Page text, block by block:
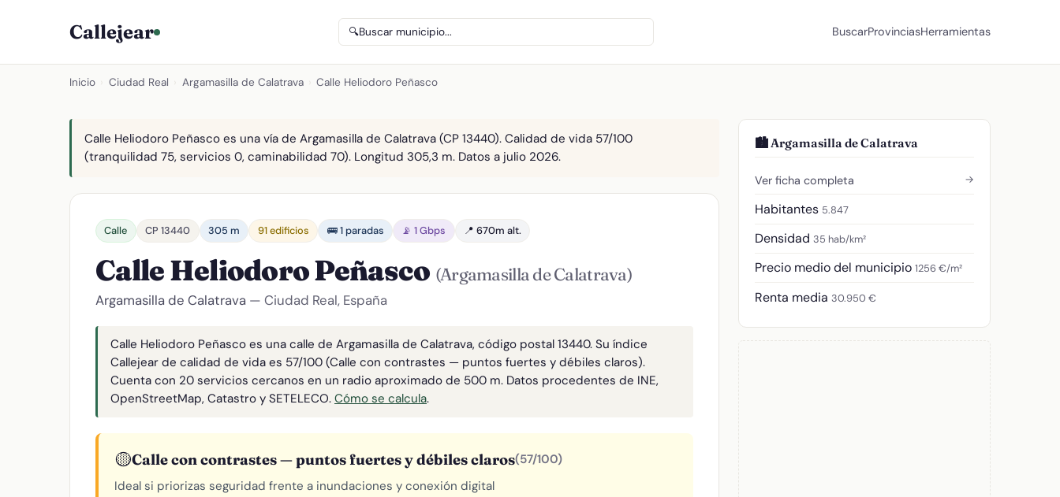
Callejear 🔍Buscar municipio... BuscarProvinciasHerramientas
Inicio Ciudad Real Argamasilla de Calatrava Calle Heliodoro Peñasco
Calle Heliodoro Peñasco es una vía de Argamasilla de Calatrava (CP 13440). Calidad de vida 57/100
(tranquilidad 75, servicios 0, caminabilidad 70). Longitud 305,3 m. Datos a julio 2026.
Calle CP 13440 305 m 91 edificios 🚌 1 paradas 📡 1 Gbps 📍 670m alt.
Calle Heliodoro Peñasco (Argamasilla de Calatrava)
Argamasilla de Calatrava — Ciudad Real, España
Calle Heliodoro Peñasco es una calle de Argamasilla de Calatrava, código postal 13440. Su índice
Callejear de calidad de vida es 57/100 (Calle con contrastes — puntos fuertes y débiles claros).
Cuenta con 20 servicios cercanos en un radio aproximado de 500 m. Datos procedentes de INE,
OpenStreetMap, Catastro y SETELECO. Cómo se calcula.
🟡Calle con contrastes — puntos fuertes y débiles claros(57/100)
Ideal si priorizas seguridad frente a inundaciones y conexión digital
🏙️ Argamasilla de Calatrava
Ver ficha completa →
Habitantes 5.847
Densidad 35 hab/km²
Precio medio del municipio 1256 €/m²
Renta media 30.950 €